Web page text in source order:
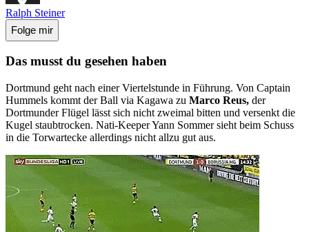
Ralph Steiner
Folge mir
Das musst du gesehen haben
Dortmund geht nach einer Viertelstunde in Führung. Von Captain
Hummels kommt der Ball via Kagawa zu Marco Reus, der
Dortmunder Flügel lässt sich nicht zweimal bitten und versenkt die
Kugel staubtrocken. Nati-Keeper Yann Sommer sieht beim Schuss
in die Torwartecke allerdings nicht allzu gut aus.